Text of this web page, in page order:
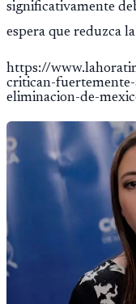
significativamente
espera que reduzca
https://
critican-
eliminacion-de-